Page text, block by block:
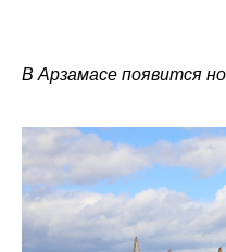
В Арзамасе появится